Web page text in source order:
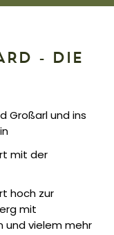
- DIE
Großarl und ins
mit der
hoch zur
mit
und vielem mehr